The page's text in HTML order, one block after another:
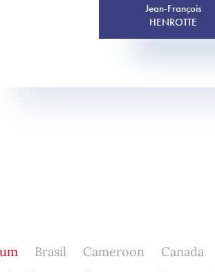
Jean-François
HENROTTE
Brasil Cameroon Canada